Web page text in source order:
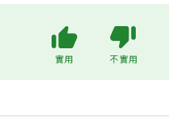
實用 不實用